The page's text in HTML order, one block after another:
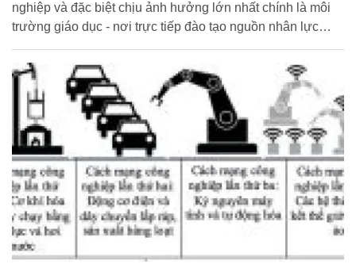
nghiệp và đặc biệt chịu ảnh hưởng lớn nhất chính là môi
trường giáo dục - nơi trực tiếp đào tạo nguồn nhân lực